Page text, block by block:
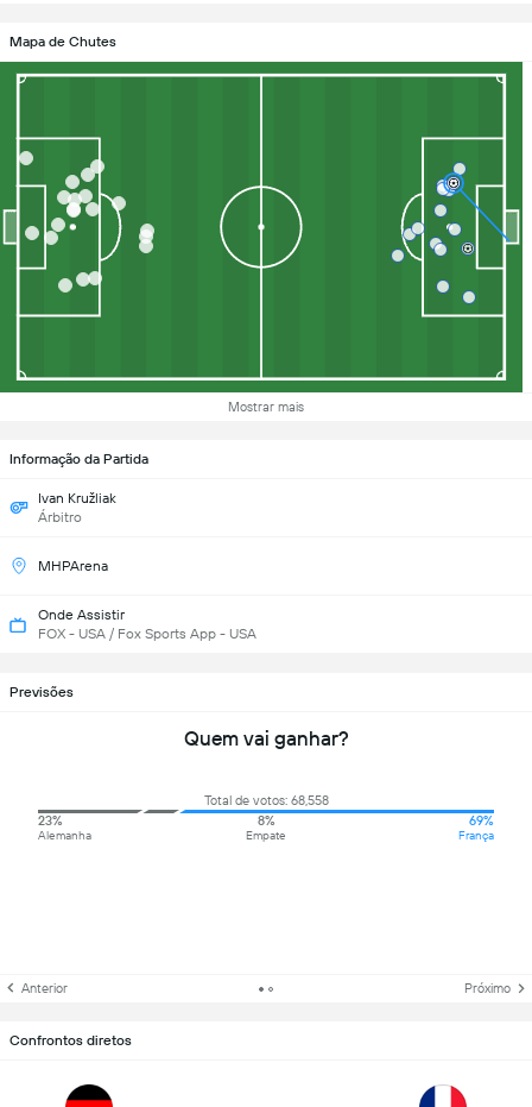
Mapa de Chutes
Mostrar mais
Informação da Partida
Ivan Kružliak
Árbitro
MHPArena
Onde Assistir
FOX - USA / Fox Sports App - USA
Previsões
Quem vai ganhar?
Total de votos: 68,558
23%
Alemanha
8%
Empate
69%
França
Anterior Próximo
Confrontos diretos